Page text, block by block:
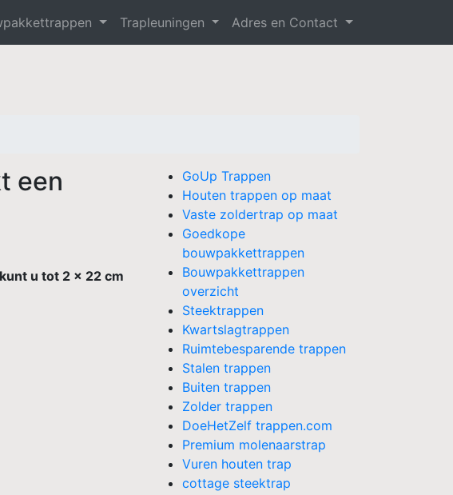
Trapleuningen Adres en Contact
een
u tot 2 x 22 cm
GoUp Trappen
Houten trappen op maat
Vaste zoldertrap op maat
Goedkope
bouwpakkettrappen
Bouwpakkettrappen
overzicht
Steektrappen
Kwartslagtrappen
Ruimtebesparende trappen
Stalen trappen
Buiten trappen
Zolder trappen
DoeHetZelf trappen.com
Premium molenaarstrap
Vuren houten trap
cottage steektrap